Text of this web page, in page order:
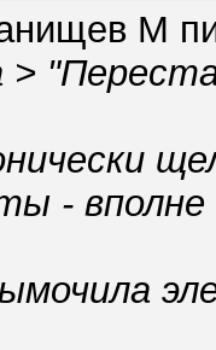
М
>
- вполне